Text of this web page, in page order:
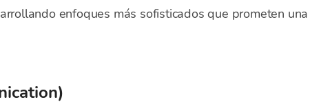
enfoques más sofisticados que prometen una